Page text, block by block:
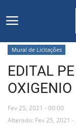
Início
Editais
Floriano
Mural de Licitações
EDITAL
OXIGENIO
Fev 25, 2021 - 00:00
Alterado: Fev 25, 2021 -